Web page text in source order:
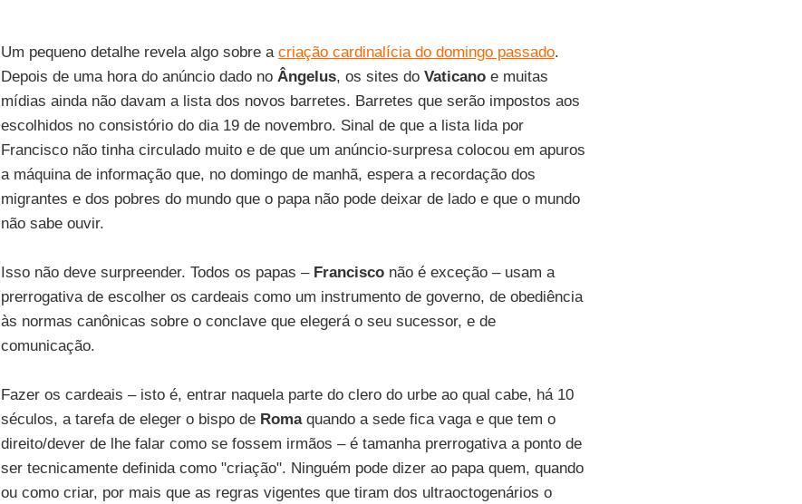
Um pequeno detalhe revela algo sobre a criação cardinalícia do domingo passado.
Depois de uma hora do anúncio dado no Ângelus, os sites do Vaticanoe muitas
mídias ainda não davam a lista dos novos barretes. Barretes que serão impostos aos
escolhidos no consistório do dia 19 de novembro. Sinal de que a lista lida por
Francisco não tinha circulado muito e de que um anúncio-surpresa colocou em apuros
a máquina de informação que, no domingo de manhã, espera a recordação dos
migrantes e dos pobres do mundo que o papa não pode deixar de lado e que o mundo
não sabe ouvir.
Isso não deve surpreender. Todos os papas – Francisconão é exceção – usam a
prerrogativa de escolher os cardeais como um instrumento de governo, de obediência
às normas canônicas sobre o conclave que elegerá o seu sucessor, e de
comunicação.
Fazer os cardeais – isto é, entrar naquela parte do clero do urbe ao qual cabe, há 10
séculos, a tarefa de eleger o bispo de Romaquando a sede fica vaga e que tem o
direito/dever de lhe falar como se fossem irmãos – é tamanha prerrogativa a ponto de
ser tecnicamente definida como "criação". Ninguém pode dizer ao papa quem, quando
ou como criar, por mais que as regras vigentes que tiram dos ultraoctogenários o